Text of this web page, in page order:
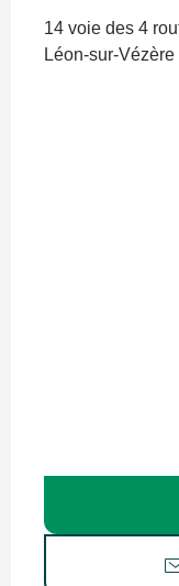
14 voie des 4
Léon-sur-Vézère